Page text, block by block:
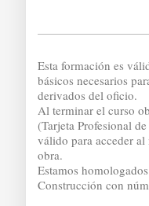
Esta formación es
básicos necesarios
derivados del oficio.
Al terminar el curso
(Tarjeta Profesional
válido para acceder
obra.
Estamos
Construcción con